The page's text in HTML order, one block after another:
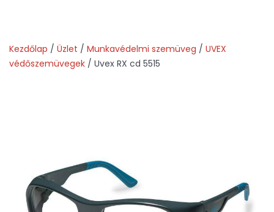
Kezdőlap / Üzlet / Munkavédelmi szemüveg / UVEX
védőszemüvegek / Uvex RX cd 5515